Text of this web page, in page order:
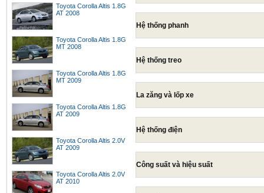
Toyota Corolla Altis 1.8G
AT 2008
Toyota Corolla Altis 1.8G
MT 2008
Toyota Corolla Altis 1.8G
MT 2009
Toyota Corolla Altis 1.8G
AT 2009
Toyota Corolla Altis 2.0V
AT 2009
Toyota Corolla Altis 2.0V
AT 2010
Hệ thống phanh
Hệ thống treo
La zăng và lốp xe
Hệ thống điện
Công suất và hiệu suất